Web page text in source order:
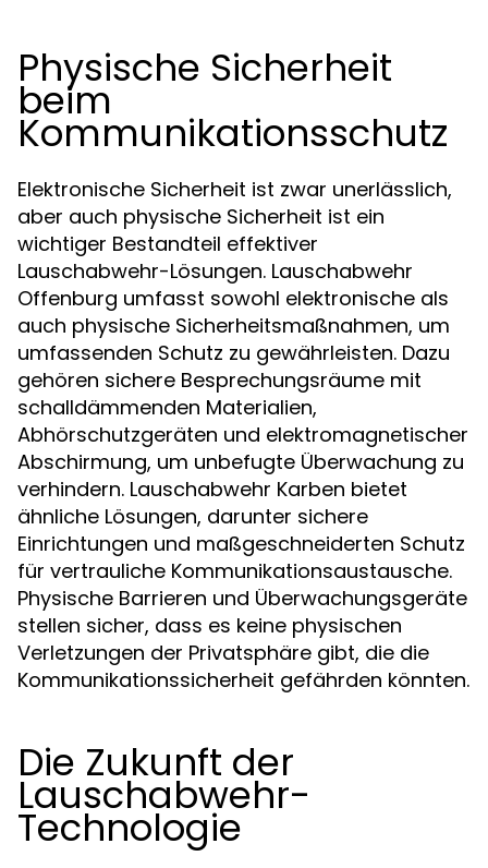
Physische Sicherheit
beim
Kommunikationsschutz
Elektronische Sicherheit ist zwar unerlässlich,
aber auch physische Sicherheit ist ein
wichtiger Bestandteil effektiver
Lauschabwehr-Lösungen. Lauschabwehr
Offenburg umfasst sowohl elektronische als
auch physische Sicherheitsmaßnahmen, um
umfassenden Schutz zu gewährleisten. Dazu
gehören sichere Besprechungsräume mit
schalldämmenden Materialien,
Abhörschutzgeräten und elektromagnetischer
Abschirmung, um unbefugte Überwachung zu
verhindern. Lauschabwehr Karben bietet
ähnliche Lösungen, darunter sichere
Einrichtungen und maßgeschneiderten Schutz
für vertrauliche Kommunikationsaustausche.
Physische Barrieren und Überwachungsgeräte
stellen sicher, dass es keine physischen
Verletzungen der Privatsphäre gibt, die die
Kommunikationssicherheit gefährden könnten.
Die Zukunft der
Lauschabwehr-
Technologie